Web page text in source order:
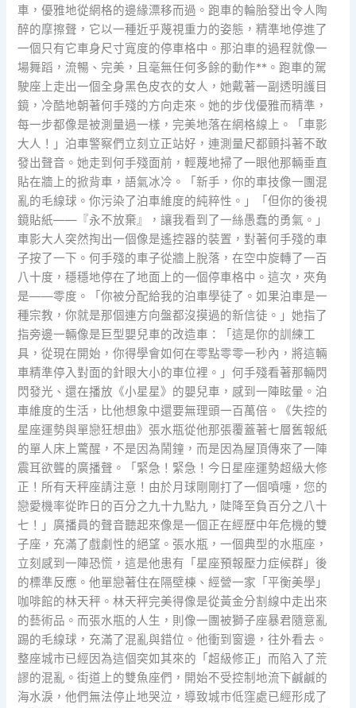
車，優雅地從網格的邊緣漂移而過。跑車的輪胎發出令人陶
醉的摩擦聲，它以一種近乎蔑視重力的姿態，精準地停進了
一個只有它車身尺寸寬度的停車格中。那泊車的過程就像一
場舞蹈，流暢、完美，且毫無任何多餘的動作**。跑車的駕
駛座上走出一個全身黑色皮衣的女人，她戴著一副透明護目
鏡，冷酷地朝著何手殘的方向走來。她的步伐優雅而精準，
每一步都像是被測量過一樣，完美地落在網格線上。「車影
大人！」泊車警察們立刻立正站好，連測量尺都顫抖著不敢
發出聲音。她走到何手殘面前，輕蔑地掃了一眼他那輛垂直
貼在牆上的掀背車，語氣冰冷。「新手，你的車技像一團混
亂的毛線球。你污染了泊車維度的純粹性。」「但你的後視
鏡貼紙——『永不放棄』，讓我看到了一絲愚蠢的勇氣。」
車影大人突然掏出一個像是遙控器的裝置，對著何手殘的車
子按了一下。何手殘的車子從牆上脫落，在空中旋轉了一百
八十度，穩穩地停在了地面上的一個停車格中。這次，夾角
是——零度。「你被分配給我的泊車學徒了。如果泊車是一
種宗教，你就是那個連方向盤都沒摸過的新信徒。」她指了
指旁邊一輛像是巨型嬰兒車的改造車：「這是你的訓練工
具，從現在開始，你得學會如何在零點零零一秒內，將這輛
車精準停入對面的針眼大小的車位裡。」何手殘看著那輛閃
閃發光、還在播放《小星星》的嬰兒車，感到一陣眩暈。泊
車維度的生活，比他想象中還要無理頭一百萬倍。《失控的
星座運勢與單戀狂想曲》張水瓶從他那張覆蓋著七層舊報紙
的單人床上驚醒，不是因為鬧鐘，而是因為屋頂傳來了一陣
震耳欲聾的廣播聲。「緊急！緊急！今日星座運勢超級大修
正！所有天秤座請注意！由於月球剛剛打了一個噴嚏，您的
戀愛機率從昨日的百分之九十九點九，陡降至負百分之八十
七！」廣播員的聲音聽起來像是一個正在經歷中年危機的雙
子座，充滿了戲劇性的絕望。張水瓶，一個典型的水瓶座，
立刻感到一陣恐慌，這是他患有「星座預報壓力症候群」後
的標準反應。他單戀著住在隔壁棟、經營一家「平衡美學」
咖啡館的林天秤。林天秤完美得像是從黃金分割線中走出來
的藝術品。而張水瓶的人生，則像一團被獅子座暴君隨意亂
踢的毛線球，充滿了混亂與錯位。他衝到窗邊，往外看去。
整座城市已經因為這個突如其來的「超級修正」而陷入了荒
謬的混亂。街道上的雙魚座們，開始不受控制地流下鹹鹹的
海水淚，他們無法停止地哭泣，導致城市低窪處已經形成了